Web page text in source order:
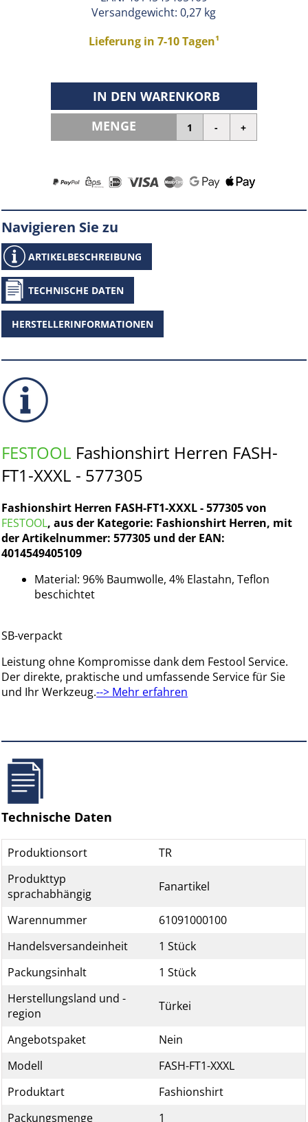
Versandgewicht: 0,27 kg
Lieferung in 7-10 Tagen¹
IN DEN WARENKORB
MENGE
Navigieren Sie zu
ARTIKELBESCHREIBUNG
TECHNISCHE DATEN
HERSTELLERINFORMATIONEN
FESTOOL Fashionshirt Herren FASH-
FT1-XXXL - 577305
Fashionshirt Herren FASH-FT1-XXXL - 577305 von
FESTOOL, aus der Kategorie: Fashionshirt Herren, mit
der Artikelnummer: 577305 und der EAN:
4014549405109
Material: 96% Baumwolle, 4% Elastahn, Teflon
beschichtet
SB-verpackt
Leistung ohne Kompromisse dank dem Festool Service.
Der direkte, praktische und umfassende Service für Sie
und Ihr Werkzeug.--> Mehr erfahren
Technische Daten
Produktionsort
TR
Produkttyp
sprachabhängig
Fanartikel
Warennummer
61091000100
Handelsversandeinheit
1 Stück
Packungsinhalt
1 Stück
Herstellungsland und -
region
Türkei
Angebotspaket
Nein
Modell
FASH-FT1-XXXL
Produktart
Fashionshirt
Packungsmenge
1